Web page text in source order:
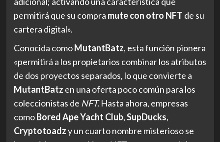
permitirá que su compra mute con otro NFT de su
cartera digital».
Conocida comoMutantBatz, esta función pionera
«permitirá a los propietarios combinar los atributos
de dos proyectos separados, lo que convierte a
MutantBatz en una oferta poco común para los
coleccionistas de NFT.Hasta ahora, empresas
comoBored Ape Yacht Club,SupDucks,
Cryptotoadzy un cuarto nombre misterioso se